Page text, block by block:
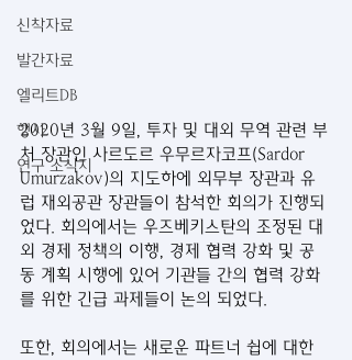
신착자료
발간자료
엘리트DB
행사
연구 소식지
2020년 3월 9일, 투자 및 대외 무역 관련 부
처 장관인 사르도르 우무르자코프(Sardor
Umurzakov)의 지도하에 외무부 장관과 유
럽 재외공관 장관들이 참석한 회의가 진행되
었다. 회의에서는 우즈베키스탄의 조정된 대
외 경제 정책의 이행, 경제 협력 강화 및 공
동 계획 시행에 있어 기관들 간의 협력 강화
를 위한 긴급 과제들이 논의 되었다.
또한, 회의에서는 새로운 파트너 쉽에 대한